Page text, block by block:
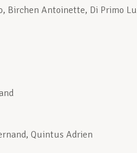
Birchen Antoinette, Di Primo
Quintus Adrien